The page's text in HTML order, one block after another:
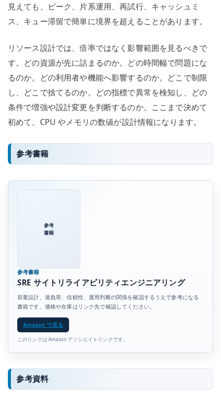
見えても、ピーク、片系運用、再試行、キャッシュミ
ス、キュー滞留で簡単に境界を超えることがあります。
リソース設計では、倍率ではなく影響範囲を見るべきで
す。どの資源が先に詰まるのか。どの時間幅で問題にな
るのか。どの利用者や機能へ影響するのか。どこで制限
し、どこで捨てるのか。どの指標で異常を検知し、どの
条件で増強や設計変更を判断するのか。ここまで決めて
初めて、CPU やメモリの数値が設計情報になります。
参考書籍
参考
書籍
参考書籍
SRE サイトリライアビリティエンジニアリング
容量設計、過負荷、信頼性、運用判断の関係を確認するうえで参考になる
書籍です。価格や在庫はリンク先で確認してください。
Amazon で見る
このリンクは Amazon アソシエイトリンクです。
参考資料